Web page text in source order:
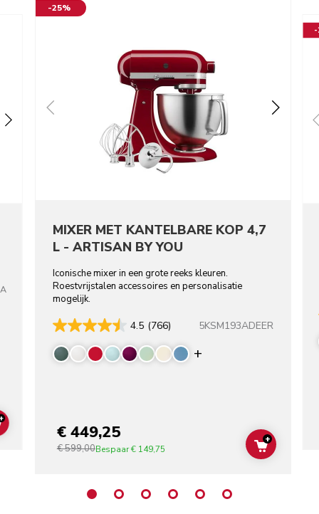
ADD TO CART
-25%
MIXER MET KANTELBARE KOP 4,7
L - ARTISAN BY YOU
Iconische mixer in een grote reeks kleuren.
Roestvrijstalen accessoires en personalisatie
mogelijk.
4.5 (766) 5KSM193ADEER
Display more
€ 449,25
€ 599,00Bespaar€ 149,75 ADD TO
+
-